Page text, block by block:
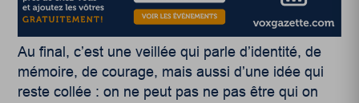
Au final, c’est une veillée qui parle d’identité, de
mémoire, de courage, mais aussi d’une idée qui
reste collée : on ne peut pas ne pas être qui on